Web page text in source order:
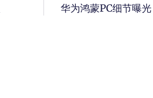
华为鸿蒙PC细节曝